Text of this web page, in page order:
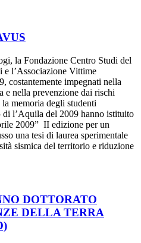
la Fondazione Centro Studi del
l’Associazione Vittime
costantemente impegnati nella
e nella prevenzione dai rischi
memoria degli studenti
l’Aquila del 2009 hanno istituito
2009” II edizione per un
una tesi di laurea sperimentale
sismica del territorio e riduzione
DOTTORATO
DELLA TERRA